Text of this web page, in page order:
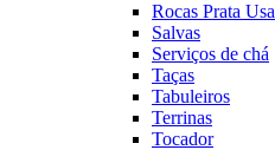
Rocas Prata
Salvas
Serviços de chá
Taças
Tabuleiros
Terrinas
Tocador